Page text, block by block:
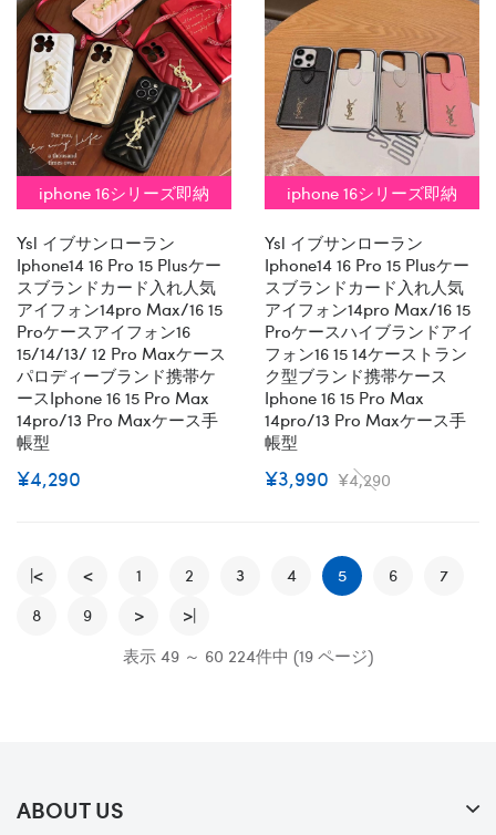
iphone 16シリーズ即納
Ysl イブサンローラン
Iphone14 16 Pro 15 Plusケー
スブランドカード入れ人気
アイフォン14pro Max/16 15
Proケースアイフォン16
15/14/13/ 12 Pro Maxケース
パロディーブランド携帯ケ
ースiphone 16 15 Pro Max
14pro/13 Pro Maxケース手
帳型
¥4,290
iphone 16シリーズ即納
Ysl イブサンローラン
Iphone14 16 Pro 15 Plusケー
スブランドカード入れ人気
アイフォン14pro Max/16 15
Proケースハイブランドアイ
フォン16 15 14ケーストラン
ク型ブランド携帯ケース
Iphone 16 15 Pro Max
14pro/13 Pro Maxケース手
帳型
¥3,990 ¥4,290
|< < 1 2 3 4 5 6
7
8
9 >
>|
表示 49 ～ 60 224件中 (19 ページ)
ABOUT US